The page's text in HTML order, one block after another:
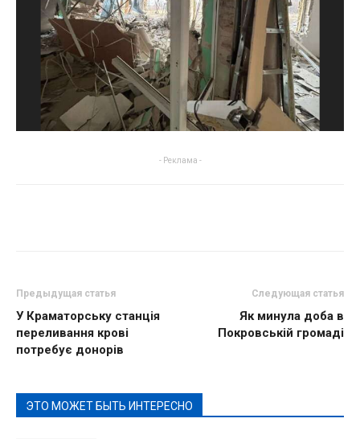
- Реклама -
Предыдущая статья
У Краматорську станція
переливання крові
потребує донорів
Следующая статья
Як минула доба в
Покровській громаді
ЭТО МОЖЕТ БЫТЬ ИНТЕРЕСНО